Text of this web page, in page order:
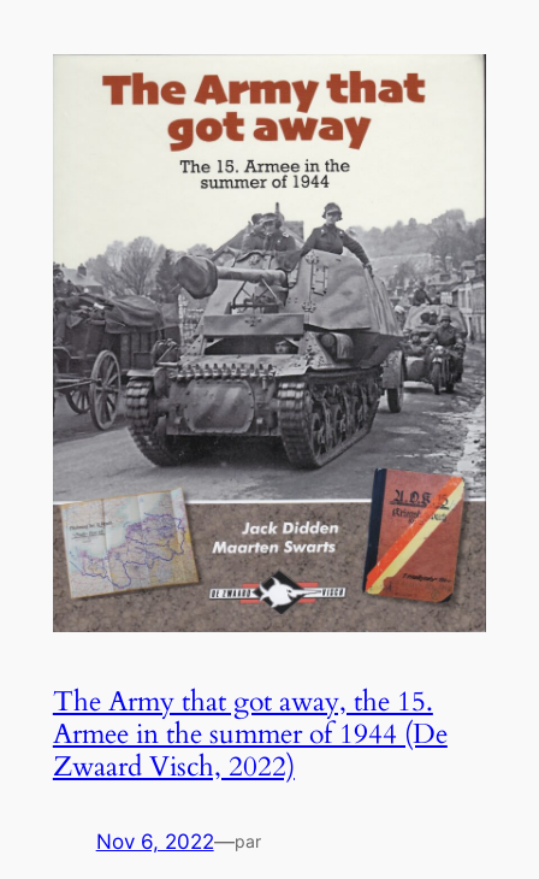
The Army that got away, the 15.
Armee in the summer of 1944 (De
Zwaard Visch, 2022)
Nov 6, 2022—par